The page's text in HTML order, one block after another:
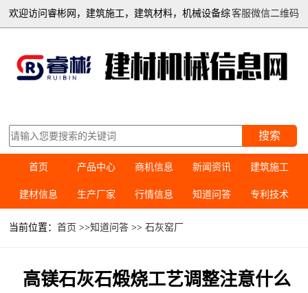
客服微信二维码
欢迎访问睿彬网，建筑施工，建筑材料，机械设备综
搜索
首页 产品中心 商机信息 新闻资讯 建筑施工
建材信息 生产厂家 行情信息 知道问答 专利技术
当前位置：首页 >>知道问答 >>石灰窑厂
高镁石灰石煅烧工艺调整注意什么